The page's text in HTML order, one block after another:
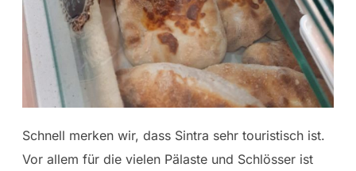
Schnell merken wir, dass Sintra sehr touristisch ist.
Vor allem für die vielen Pälaste und Schlösser ist